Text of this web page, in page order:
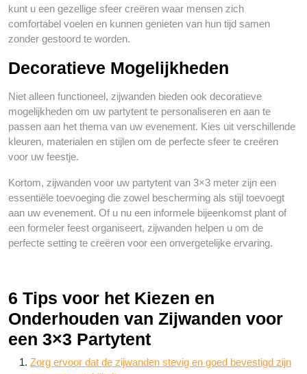
kunt u een gezellige sfeer creëren waar mensen zich
comfortabel voelen en kunnen genieten van hun tijd samen
zonder gestoord te worden.
Decoratieve Mogelijkheden
Niet alleen functioneel, zijwanden bieden ook decoratieve
mogelijkheden om uw partytent te personaliseren en aan te
passen aan het thema van uw evenement. Kies uit verschillende
kleuren, materialen en stijlen om de perfecte sfeer te creëren
voor uw feestje.
Kortom, zijwanden voor uw partytent van 3×3 meter zijn een
essentiële toevoeging die zowel bescherming als stijl toevoegt
aan uw evenement. Of u nu een informele bijeenkomst plant of
een formeler feest organiseert, zijwanden helpen u om de
perfecte setting te creëren voor een onvergetelijke ervaring.
6 Tips voor het Kiezen en
Onderhouden van Zijwanden voor
een 3×3 Partytent
Zorg ervoor dat de zijwanden stevig en goed bevestigd zijn